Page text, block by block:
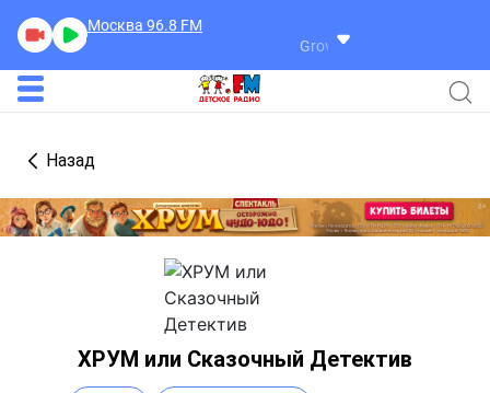
Москва 96.8 FM
Grover Washington
Назад
ХРУМ или Сказочный Детектив